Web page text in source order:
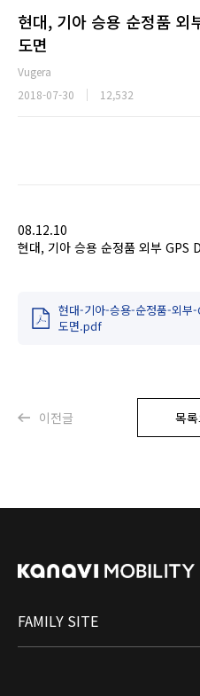
현대, 기아 승용 순정품 외
도면
Vugera
2018-07-30
12,532
08.12.10
현대, 기아 승용 순정품 외부 GPS
현대-기아-승용-순정품-외부
도면.pdf
이전글 목
FAMILY SITE